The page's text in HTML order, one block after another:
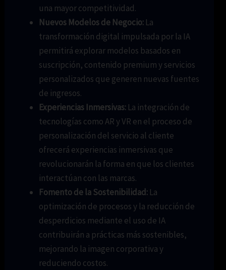
una mayor competitividad.
Nuevos Modelos de Negocio: La
transformación digital impulsada por la IA
permitirá explorar modelos basados en
suscripción, contenido premium y servicios
personalizados que generen nuevas fuentes
de ingresos.
Experiencias Inmersivas: La integración de
tecnologías como AR y VR en el proceso de
personalización del servicio al cliente
ofrecerá experiencias inmersivas que
revolucionarán la forma en que los clientes
interactúan con las marcas.
Fomento de la Sostenibilidad: La
optimización de procesos y la reducción de
desperdicios mediante el uso de IA
contribuirán a prácticas más sostenibles,
mejorando la imagen corporativa y
reduciendo costos.